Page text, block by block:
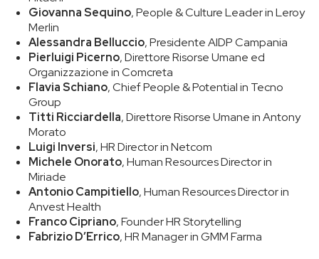
Giovanna Sequino, People & Culture Leader in Leroy
Merlin
Alessandra Belluccio, Presidente AIDP Campania
Pierluigi Picerno, Direttore Risorse Umane ed
Organizzazione in Comcreta
Flavia Schiano, Chief People & Potential in Tecno
Group
Titti Ricciardella, Direttore Risorse Umane in Antony
Morato
Luigi Inversi, HR Director in Netcom
Michele Onorato, Human Resources Director in
Miriade
Antonio Campitiello, Human Resources Director in
Anvest Health
Franco Cipriano, Founder HR Storytelling
Fabrizio D’Errico, HR Manager in GMM Farma